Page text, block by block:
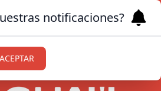
31ºc | Formosa
notificaciones?
ACEPTAR